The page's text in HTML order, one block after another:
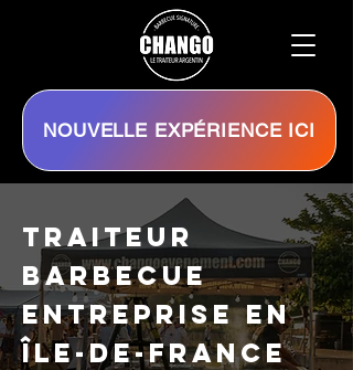
NOUVELLE EXPÉRIENCE ICI
Traiteur
Barbecue
Entreprise en
Île-de-France